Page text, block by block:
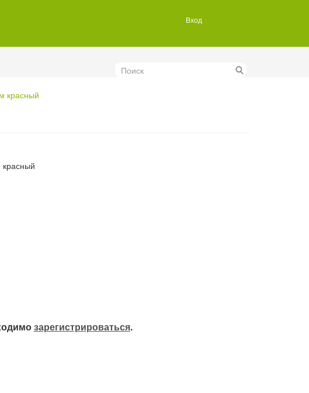
Вход
Поиск
красный
зарегистрироваться.